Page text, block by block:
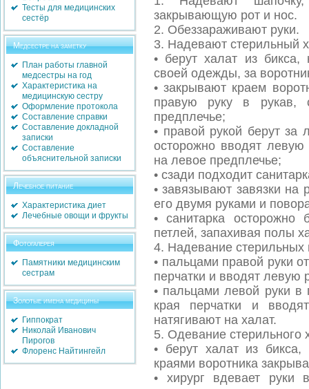
Тесты для медицинских
сестёр
Медсестре на заметку
План работы главной
медсестры на год
Характеристика на
медицинскую сестру
Оформление протокола
Составление справки
Составление докладной
записки
Составление
объяснительной записки
Лечебное питание
Характеристика диет
Лечебные овощи и фрукты
Фотогалерея
Памятники медицинским
сестрам
Золотые имена медицины
Гиппократ
Николай Иванович
Пирогов
Флоренс Найтингейл
закрывающую рот и нос.
2. Обеззараживают руки.
3. Надевают стерильный
• берут халат из
своей одежды, за
• закрывают краем
правую руку в рукав,
предплечье;
• правой рукой берут за
осторожно вводят левую
на левое предплечье;
• сзади подходит
• завязывают завязки на
его двумя руками и
• санитарка осторожно
петлей, запахивая полы
4. Надевание стерильных
• пальцами правой руки
перчатки и вводят левую
• пальцами левой руки в
края перчатки и
натягивают на халат.
5. Одевание стерильного
• берут халат из
краями воротника
• хирург вдевает руки